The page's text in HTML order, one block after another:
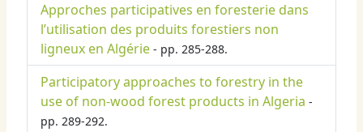
Approches participatives en foresterie dans
l’utilisation des produits forestiers non
ligneux en Algérie - pp. 285-288.
Participatory approaches to forestry in the
use of non-wood forest products in Algeria -
pp. 289-292.